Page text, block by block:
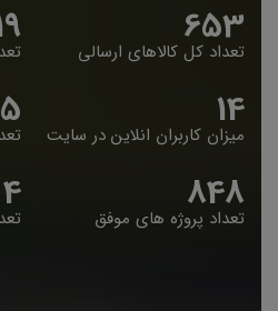
653
تعداد کل کالاهای ارسالی
14
میزان کاربران انلاین در سایت 5
848
تعداد پروژه های موفق 4